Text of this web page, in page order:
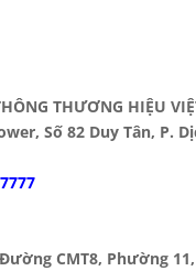
THƯƠNG HIỆU
Số 82 Duy Tân, P.
CMT8, Phường